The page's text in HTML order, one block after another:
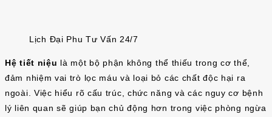
Lịch Đại Phu Tư Vấn 24/7
Hệ tiết niệu là một bộ phận không thể thiếu trong cơ thể,
đảm nhiệm vai trò lọc máu và loại bỏ các chất độc hại ra
ngoài. Việc hiểu rõ cấu trúc, chức năng và các nguy cơ bệnh
lý liên quan sẽ giúp bạn chủ động hơn trong việc phòng ngừa